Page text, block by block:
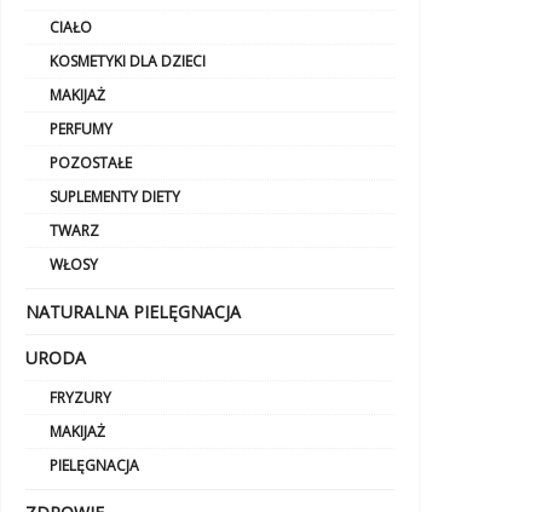
CIAŁO
KOSMETYKI DLA DZIECI
MAKIJAŻ
PERFUMY
POZOSTAŁE
SUPLEMENTY DIETY
TWARZ
WŁOSY
NATURALNA PIELĘGNACJA
URODA
FRYZURY
MAKIJAŻ
PIELĘGNACJA